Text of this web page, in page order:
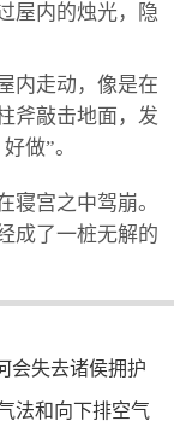
屋内的烛光，隐
内走动，像是在
斧敲击地面，发
做”。
寝宫之中驾崩。
成了一桩无解的
会失去诸侯拥护
法和向下排空气